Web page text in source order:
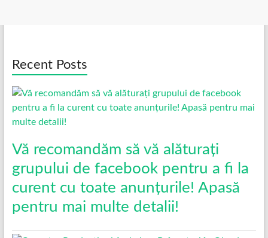
Recent Posts
Vă recomandăm să vă alăturați
grupului de facebook pentru a fi la
curent cu toate anunțurile! Apasă
pentru mai multe detalii!